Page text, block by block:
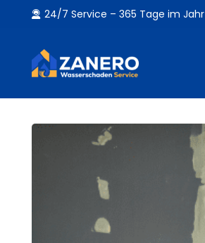
24/7 Service – 365 Tage im Jahr